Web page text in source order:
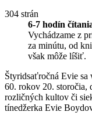
304 strán
6-7 hodín
Vychádzame z
za minútu, od
však môže líšiť.
Štyridsaťročná Evie sa
60. rokov 20. storočia,
rozličných kultov či
tínedžerka Evie